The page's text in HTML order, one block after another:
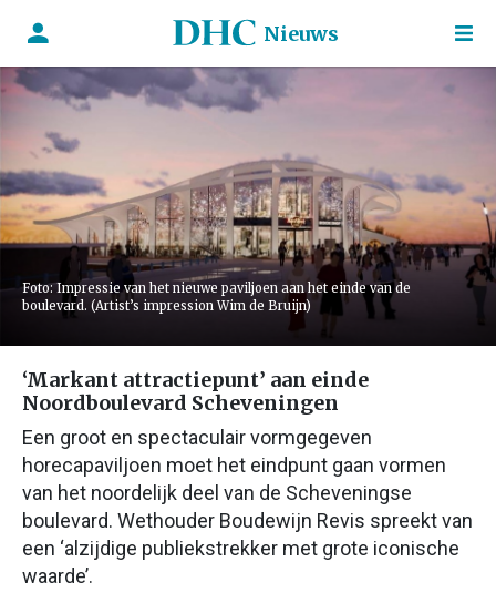
Nieuws
Foto: Impressie van het nieuwe paviljoen aan het einde van de
boulevard. (Artist’s impression Wim de Bruijn)
‘Markant attractiepunt’ aan einde
Noordboulevard Scheveningen
Een groot en spectaculair vormgegeven
horecapaviljoen moet het eindpunt gaan vormen
van het noordelijk deel van de Scheveningse
boulevard. Wethouder Boudewijn Revis spreekt van
een ‘alzijdige publiekstrekker met grote iconische
waarde’.